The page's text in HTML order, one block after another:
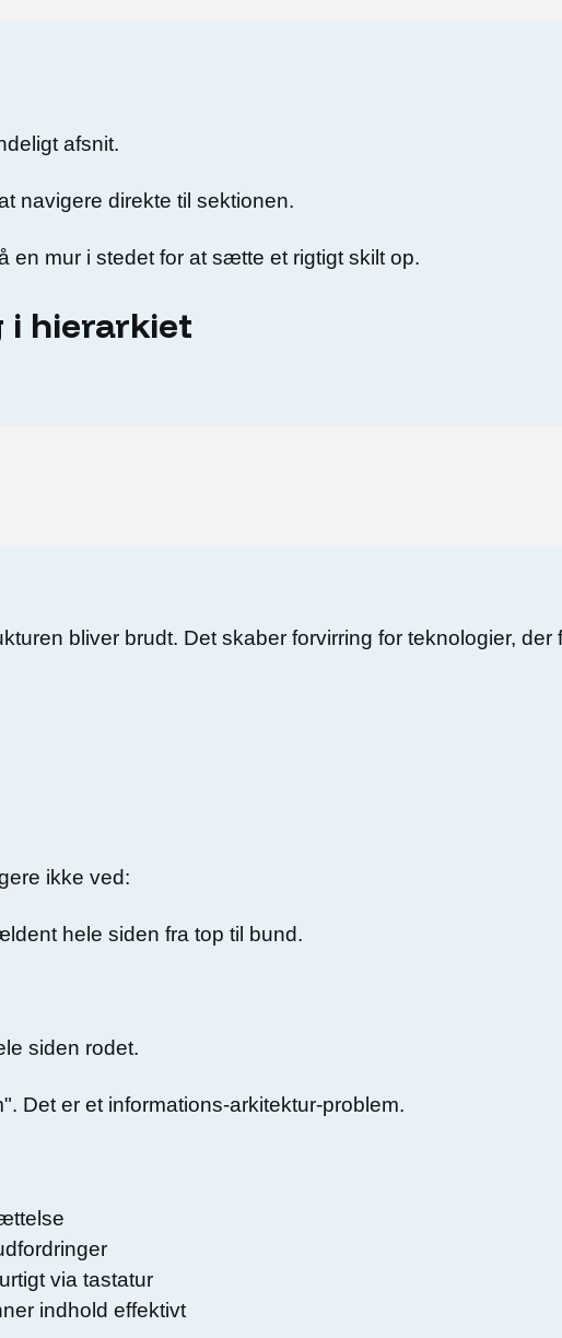
afsnit.
navigere direkte til sektionen.
en mur i stedet for at sætte et rigtigt skilt op.
i hierarkiet
bliver brudt. Det skaber forvirring for teknologier,
ikke ved:
hele siden fra top til bund.
siden rodet.
Det er et informations-arkitektur-problem.
via tastatur
indhold effektivt